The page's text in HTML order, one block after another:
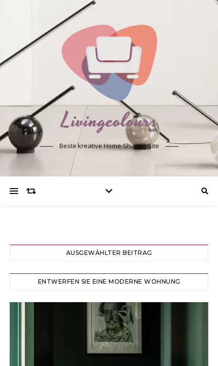
Beste kreative Home-Sharing-Site
AUSGEWÄHLTER BEITRAG
ENTWERFEN SIE EINE MODERNE WOHNUNG